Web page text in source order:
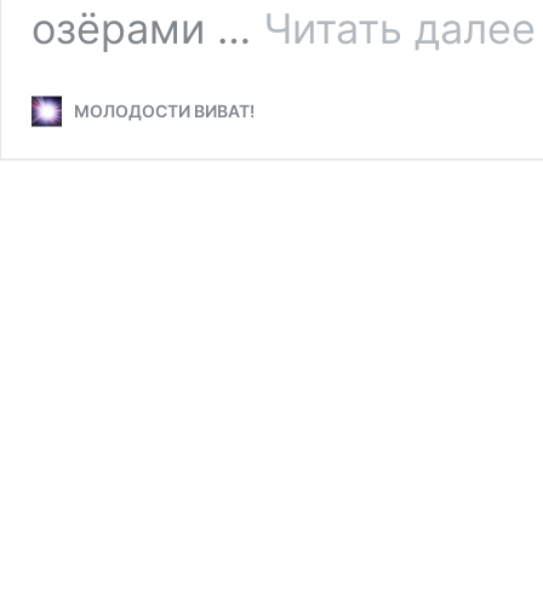
озёрами … Читать далее
МОЛОДОСТИ ВИВАТ!